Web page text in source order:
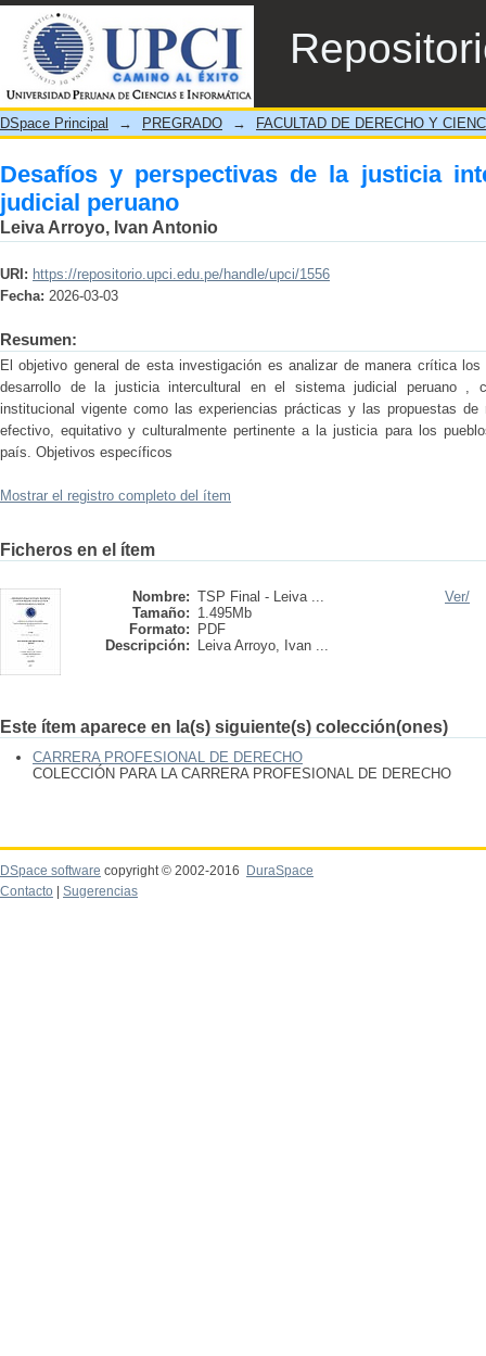
Desafíos y perspectivas de la justicia
DSpace Principal → PREGRADO → FACULTAD DE DERECHO Y
Desafíos y perspectivas de la justicia
judicial peruano
Leiva Arroyo, Ivan Antonio
URI: https://repositorio.upci.edu.pe/handle/upci/1556
Fecha: 2026-03-03
Resumen:
El objetivo general de esta investigación es analizar de manera crítica
desarrollo de la justicia intercultural en el sistema judicial peruano ,
institucional vigente como las experiencias prácticas y las propuestas de
efectivo, equitativo y culturalmente pertinente a la justicia para los
país. Objetivos específicos
Mostrar el registro completo del ítem
Ficheros en el ítem
Nombre: TSP Final - Leiva ...
Tamaño: 1.495Mb
Formato:
PDF
Descripción:
Leiva Arroyo, Ivan ...
Ver/
Este ítem aparece en la(s) siguiente(s) colección(ones)
CARRERA PROFESIONAL DE DERECHO
COLECCIÓN PARA LA CARRERA PROFESIONAL DE DERECHO
DSpace software copyright © 2002-2016
DuraSpace
Contacto
Sugerencias